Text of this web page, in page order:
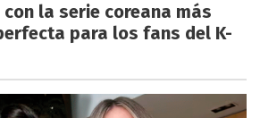
la serie coreana más
para los fans del K-